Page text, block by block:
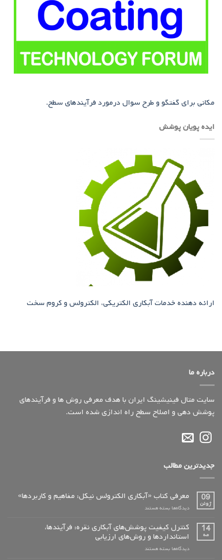
مکانی برای گفتگو و طرح سوال درمورد فرآیندهای سطح.
ایده پویان پوشش
ارائه دهنده خدمات آبکاری الکتریکی، الکترولس و کروم سخت
درباره ما
سایت متال فینیشینگ ایران با هدف معرفی روش ها و فرآیندهای
پوشش دهی و اصلاح سطح راه اندازی شده است.
جدیدترین مطالب
09
ژوئن
معرفی کتاب «آبکاری الکترولس نیکل: مفاهیم و کاربردها»
دیدگاه‌ها برای
کتاب
«آبکاری
الکترولس
نیکل:
بسته هستند
14
مه
کنترل کیفیت پوشش‌های آبکاری نقره: فرآیندها،
استانداردها و روش‌های ارزیابی
دیدگاه‌ها برای
بسته هستند